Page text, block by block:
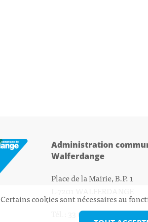
Administration
Walferdange
Place de la Mairie, B.P. 1
Tél.: 33 01 44 - 1
Certains cookies sont nécessaires au